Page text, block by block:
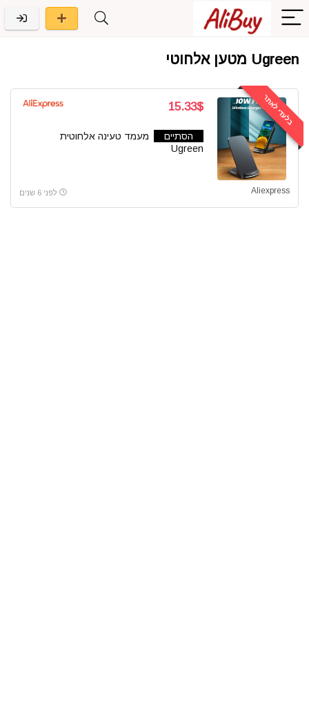
Ugreen מטען אלחוטי
בלעדי לאתר 15.33$
הסתיים
מעמד טעינה אלחוטית
Ugreen
Aliexpress לפני 6 שנים